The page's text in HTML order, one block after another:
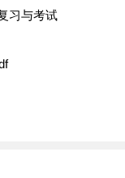
习与考试